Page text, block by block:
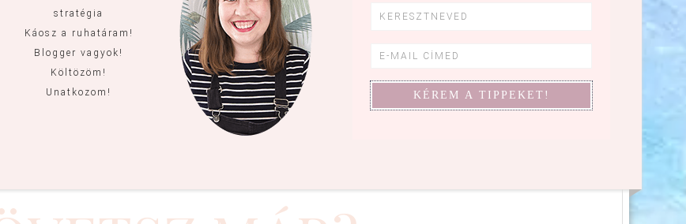
stratégia
Káosz a ruhatáram!
Blogger vagyok!
Költözöm!
Unatkozom!